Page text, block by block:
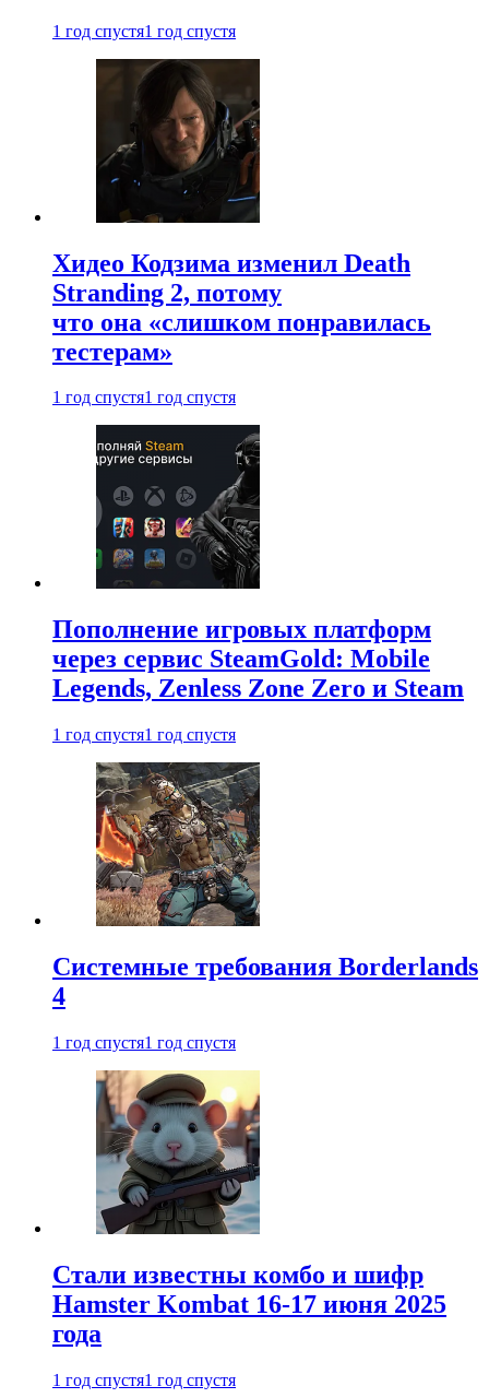
1 год спустя1 год спустя
Хидео Кодзима изменил Death
Stranding 2, потому
что она «слишком понравилась
тестерам»
1 год спустя1 год спустя
Пополнение игровых платформ
через сервис SteamGold: Mobile
Legends, Zenless Zone Zero и Steam
1 год спустя1 год спустя
Системные требования Borderlands
4
1 год спустя1 год спустя
Стали известны комбо и шифр
Hamster Kombat 16-17 июня 2025
года
1 год спустя1 год спустя